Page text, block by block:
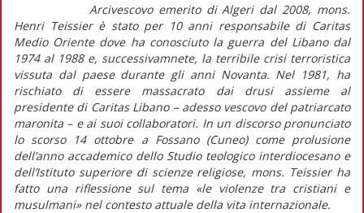
Arcivescovo emerito di Algeri dal 2008, mons.
Henri Teissier è stato per 10 anni responsabile di Caritas
Medio Oriente dove ha conosciuto la guerra del Libano dal
1974 al 1988 e, successivamnete, la terribile crisi terroristica
vissuta dal paese durante gli anni Novanta. Nel 1981, ha
rischiato di essere massacrato dai drusi assieme al
presidente di Caritas Libano – adesso vescovo del patriarcato
maronita – e ai suoi collaboratori. In un discorso pronunciato
lo scorso 14 ottobre a Fossano (Cuneo) come prolusione
dell’anno accademico dello Studio teologico interdiocesano e
dell’Istituto superiore di scienze religiose, mons. Teissier ha
fatto una riflessione sul tema «le violenze tra cristiani e
musulmani» nel contesto attuale della vita internazionale.